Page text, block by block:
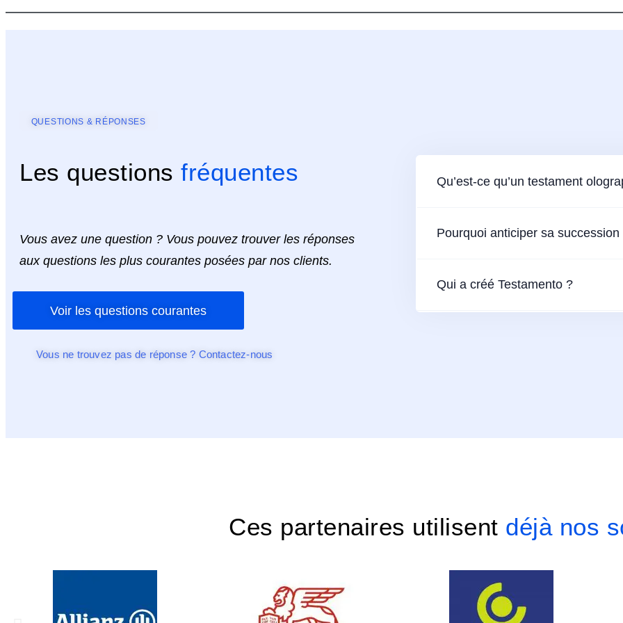
QUESTIONS & RÉPONSES
Les questions fréquentes
Vous avez une question ? Vous pouvez trouver les réponses
aux questions les plus courantes posées par nos clients.
Voir les questions courantes
Vous ne trouvez pas de réponse ? Contactez-nous
Qu’est-ce qu’un testament
Pourquoi anticiper sa succession
Qui a créé Testamento ?
Ces partenaires utilisent déjà nos